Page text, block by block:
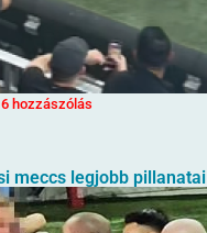
6 hozzászólás
meccs legjobb pillanatai